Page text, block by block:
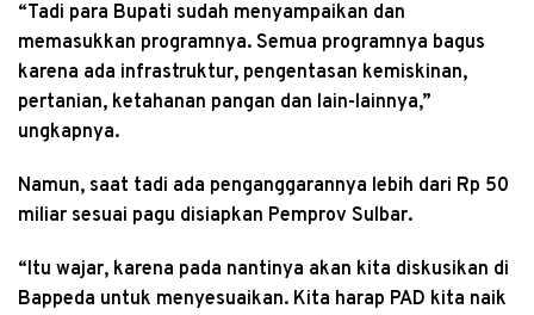
“Tadi para Bupati sudah menyampaikan dan
memasukkan programnya. Semua programnya bagus
karena ada infrastruktur, pengentasan kemiskinan,
pertanian, ketahanan pangan dan lain-lainnya,”
ungkapnya.
Namun, saat tadi ada penganggarannya lebih dari Rp 50
miliar sesuai pagu disiapkan Pemprov Sulbar.
“Itu wajar, karena pada nantinya akan kita diskusikan di
Bappeda untuk menyesuaikan. Kita harap PAD kita naik